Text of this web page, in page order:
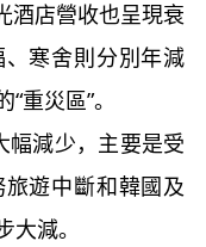
酒店營收也呈現衰
寒舍則分別年減
重災區”。
減少，主要是受
遊中斷和韓國及
減。